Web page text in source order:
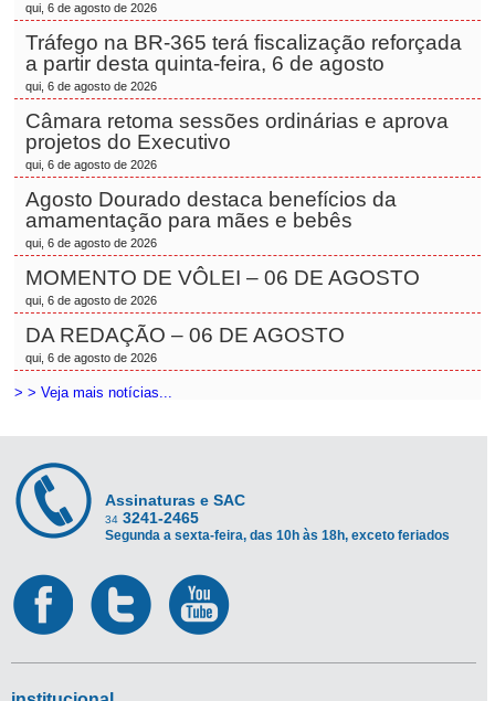
qui, 6 de agosto de 2026
Tráfego na BR-365 terá fiscalização reforçada
a partir desta quinta-feira, 6 de agosto
qui, 6 de agosto de 2026
Câmara retoma sessões ordinárias e aprova
projetos do Executivo
qui, 6 de agosto de 2026
Agosto Dourado destaca benefícios da
amamentação para mães e bebês
qui, 6 de agosto de 2026
MOMENTO DE VÔLEI – 06 DE AGOSTO
qui, 6 de agosto de 2026
DA REDAÇÃO – 06 DE AGOSTO
qui, 6 de agosto de 2026
> > Veja mais notícias...
Assinaturas e SAC
34 3241-2465
Segunda a sexta-feira, das 10h às 18h, exceto feriados